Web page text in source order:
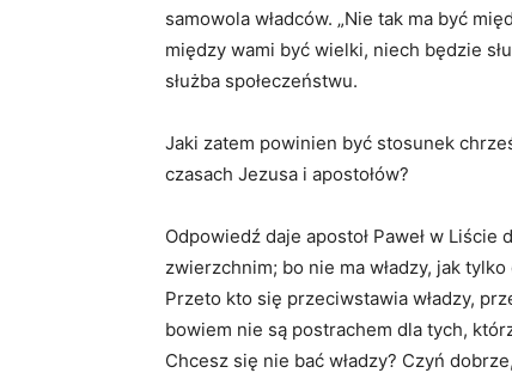
samowola władców. „Nie tak ma być
między wami być wielki, niech będzie
służba społeczeństwu.
Jaki zatem powinien być stosunek
czasach Jezusa i apostołów?
Odpowiedź daje apostoł Paweł w Liście
zwierzchnim; bo nie ma władzy, jak
Przeto kto się przeciwstawia władzy,
bowiem nie są postrachem dla tych,
Chcesz się nie bać władzy? Czyń